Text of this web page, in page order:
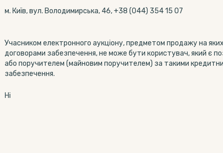
м. Київ, вул. Володимирська, 46, +38 (044) 354 15 07
Учасником електронного аукціону, предметом продажу на
договорами забезпечення, не може бути користувач, який є
або поручителем (майновим поручителем) за такими
забезпечення.
Ні